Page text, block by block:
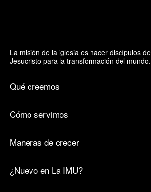
La misión de la iglesia es hacer discípulos de
Jesucristo para la transformación del mundo.
Qué creemos
Cómo servimos
Maneras de crecer
¿Nuevo en La IMU?